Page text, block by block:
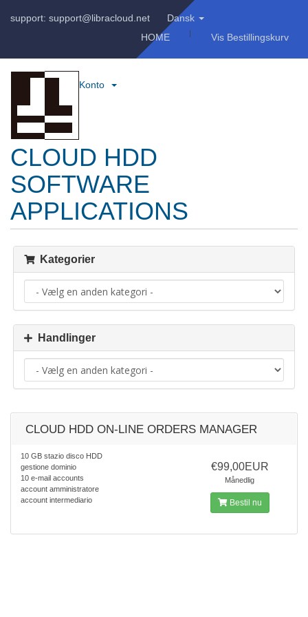
support: support@libracloud.net
Dansk
HOME
Vis Bestillingskurv
Konto
CLOUD HDD
SOFTWARE
APPLICATIONS
Kategorier
Handlinger
CLOUD HDD ON-LINE ORDERS MANAGER
10 GB stazio disco HDD
gestione dominio
10 e-mail accounts
account amministratore
account intermediario
€99,00EUR
Månedlig
Bestil nu